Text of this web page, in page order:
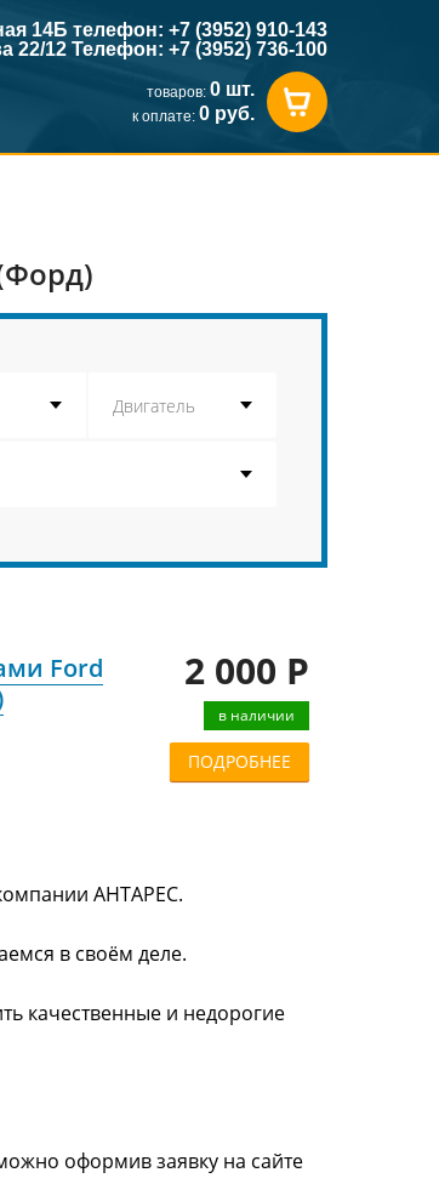
14Б телефон: +7 (3952) 910-143
22/12 Телефон: +7 (3952) 736-100
товаров: 0 шт.
к оплате: 0 руб.
Ford
2 000 Р
в наличии
ПОДРОБНЕЕ
АНТАРЕС.
в своём деле.
качественные и недорогие
оформив заявку на сайте